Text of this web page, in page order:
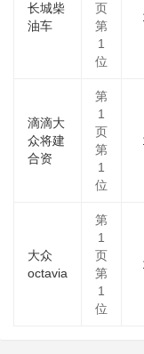
长城柴
油车
页
第
1
位
滴滴大
众将建
合资
第
1
页
第
1
位
大众
octavia
第
1
页
第
1
位